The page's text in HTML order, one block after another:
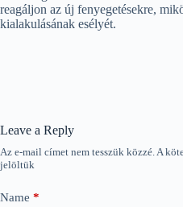
reagáljon az új fenyegetésekre,
kialakulásának esélyét.
Leave a Reply
Az e-mail címet nem tesszük közzé. A
jelöltük
Name *